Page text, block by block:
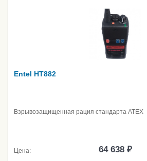
Entel HT882
Взрывозащищенная рация стандарта ATEX
Цена: 64 638 ₽